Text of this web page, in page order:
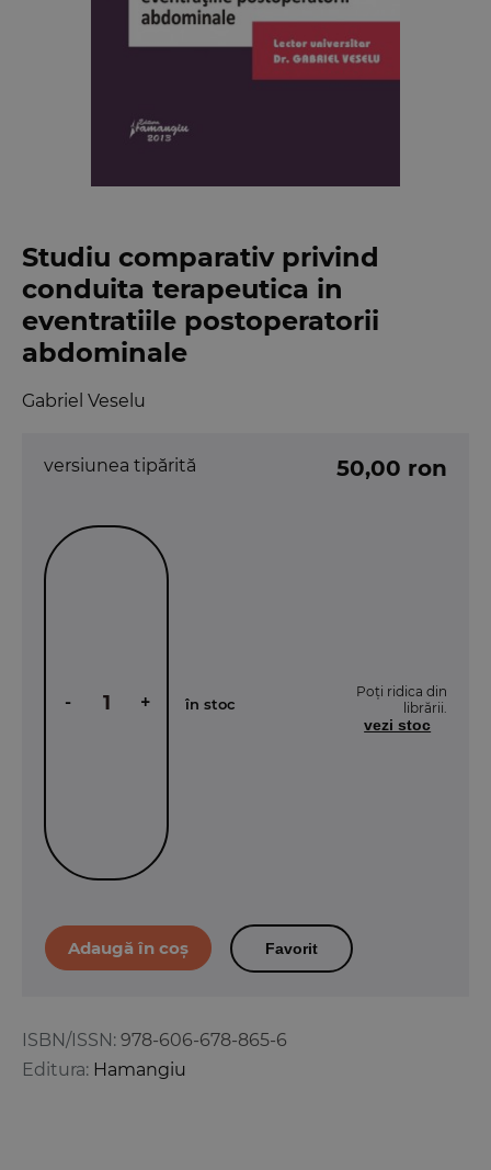
Studiu comparativ privind
conduita terapeutica in
eventratiile postoperatorii
abdominale
Gabriel Veselu
ISBN/ISSN: 978-606-678-865-6
Editura: Hamangiu
versiunea tipărită 50,00 ron
- + în stoc
Poți ridica din
librării.
vezi stoc
Favorit